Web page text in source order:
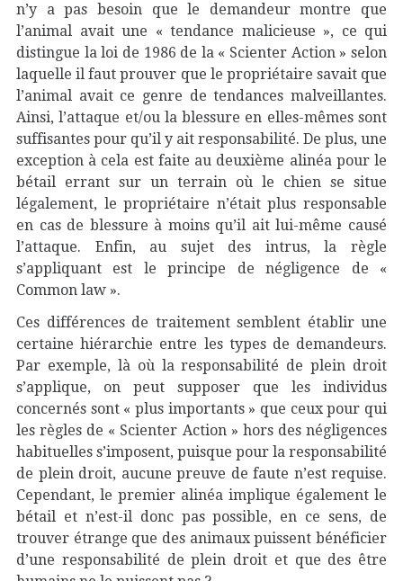
n’y a pas besoin que le demandeur montre que
l’animal avait une « tendance malicieuse », ce qui
distingue la loi de 1986 de la « Scienter Action » selon
laquelle il faut prouver que le propriétaire savait que
l’animal avait ce genre de tendances malveillantes.
Ainsi, l’attaque et/ou la blessure en elles-mêmes sont
suffisantes pour qu’il y ait responsabilité. De plus, une
exception à cela est faite au deuxième alinéa pour le
bétail errant sur un terrain où le chien se situe
légalement, le propriétaire n’était plus responsable
en cas de blessure à moins qu’il ait lui-même causé
l’attaque. Enfin, au sujet des intrus, la règle
s’appliquant est le principe de négligence de «
Common law ».
Ces différences de traitement semblent établir une
certaine hiérarchie entre les types de demandeurs.
Par exemple, là où la responsabilité de plein droit
s’applique, on peut supposer que les individus
concernés sont « plus importants » que ceux pour qui
les règles de « Scienter Action » hors des négligences
habituelles s’imposent, puisque pour la responsabilité
de plein droit, aucune preuve de faute n’est requise.
Cependant, le premier alinéa implique également le
bétail et n’est-il donc pas possible, en ce sens, de
trouver étrange que des animaux puissent bénéficier
d’une responsabilité de plein droit et que des être